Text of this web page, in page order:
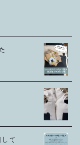
て